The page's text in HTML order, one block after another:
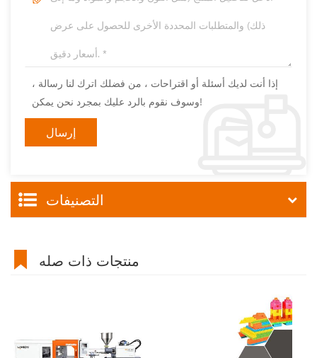
إذا أنت لديك أسئلة أو اقتراحات ، من فضلك اترك لنا رسالة ،
وسوف نقوم بالرد عليك بمجرد نحن يمكن!
التصنيفات
منتجات ذات صله